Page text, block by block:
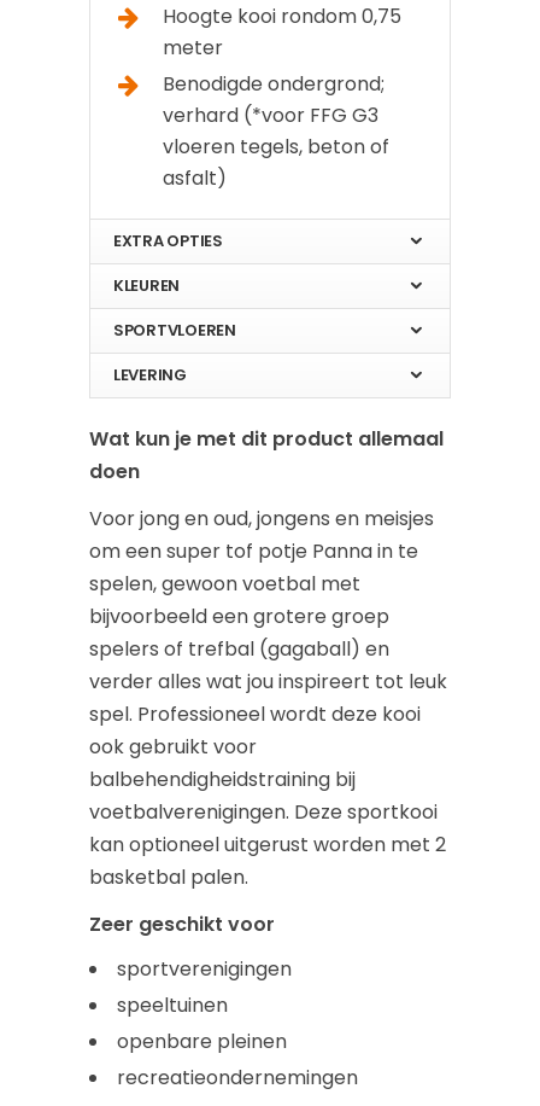
Hoogte kooi rondom 0,75
meter
Benodigde ondergrond;
verhard (*voor FFG G3
vloeren tegels, beton of
asfalt)
EXTRA OPTIES
KLEUREN
SPORTVLOEREN
LEVERING
Wat kun je met dit product allemaal
doen
Voor jong en oud, jongens en meisjes
om een super tof potje Panna in te
spelen, gewoon voetbal met
bijvoorbeeld een grotere groep
spelers of trefbal (gagaball) en
verder alles wat jou inspireert tot leuk
spel. Professioneel wordt deze kooi
ook gebruikt voor
balbehendigheidstraining bij
voetbalverenigingen. Deze sportkooi
kan optioneel uitgerust worden met 2
basketbal palen.
Zeer geschikt voor
sportverenigingen
speeltuinen
openbare pleinen
recreatieondernemingen